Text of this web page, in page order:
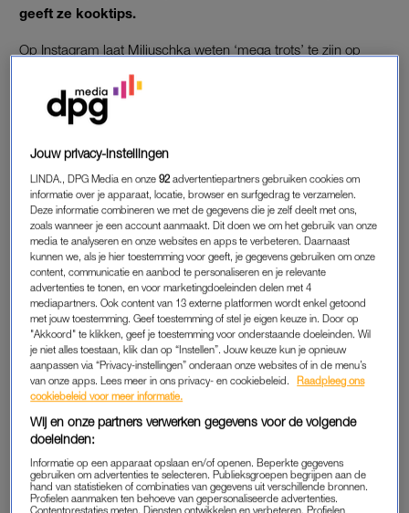
geeft ze kooktips.
Op Instagram laat Miljuschka weten ‘mega trots’ te zijn op
haar Miljuschka Magazine.
MILJUSCHKA MAGAZINE
Miljuschka Magazine is een eenmalig culinair magazine. Het
160 pagina’s tellende online magazine is een mix van
persoonlijke verhalen en ervaringen, met tips voor ouders hoe
ze hun kinderen goed leren eten én eenvoudige recepten.
Het magazine zal niet te vinden zijn in de winkel, maar is online
verkrijgbaar. Een bewuste keuze. ‘Omdat ik niet meer wil
produceren dan dat er behoefte aan is. Ik wil geen papier
printen als het blijft liggen en vernietigd moeten worden.’
Lees ook
Miljuschka lanceert documentaire #eerlijkefoto: ‘Word je eigen
MEGA TROTS
De tv-kok is helemaal door het dolle heen, zo is te lezen op
Jouw privacy-instellingen
LINDA., DPG Media en onze92 advertentiepartners gebruiken cookies om
informatie over je apparaat, locatie, browser en surfgedrag te verzamelen.
Deze informatie combineren we met de gegevens die je zelf deelt met ons,
zoals wanneer je een account aanmaakt. Dit doen we om het gebruik van onze
media te analyseren en onze websites en apps te verbeteren. Daarnaast
kunnen we, als je hier toestemming voor geeft, je gegevens gebruiken om onze
content, communicatie en aanbod te personaliseren en je relevante
advertenties te tonen, en voor marketingdoeleinden delen met 4
mediapartners. Ook content van 13 externe platformen wordt enkel getoond
met jouw toestemming. Geef toestemming of stel je eigen keuze in. Door op
"Akkoord" te klikken, geef je toestemming voor onderstaande doeleinden. Wil
je niet alles toestaan, klik dan op “Instellen”. Jouw keuze kun je opnieuw
aanpassen via “Privacy-instellingen” onderaan onze websites of in de menu’s
van onze apps. Lees meer in ons privacy- en cookiebeleid.
Raadpleeg ons
cookiebeleid voor meer informatie.
Wij en onze partners verwerken gegevens voor de volgende
doeleinden:
Informatie op een apparaat opslaan en/of openen. Beperkte gegevens
gebruiken om advertenties te selecteren. Publieksgroepen begrijpen aan de
hand van statistieken of combinaties van gegevens uit verschillende bronnen.
Profielen aanmaken ten behoeve van gepersonaliseerde advertenties.
Contentprestaties meten. Diensten ontwikkelen en verbeteren. Profielen